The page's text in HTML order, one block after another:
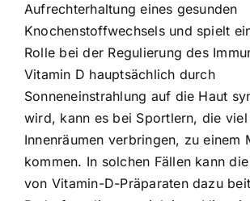
Aufrechterhaltung eines gesunden
Knochenstoffwechsels und spielt
Rolle bei der Regulierung des
Vitamin D hauptsächlich durch
Sonneneinstrahlung auf die Haut
wird, kann es bei Sportlern, die
Innenräumen verbringen, zu einem
kommen. In solchen Fällen kann
von Vitamin-D-Präparaten dazu